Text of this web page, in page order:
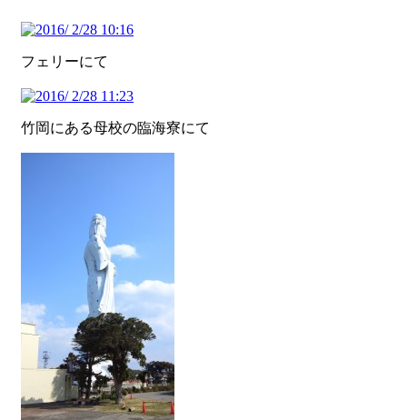
フェリーにて
竹岡にある母校の臨海寮にて